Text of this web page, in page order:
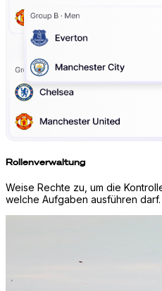
Rollenverwaltung
Weise Rechte zu, um die
welche Aufgaben ausführen darf.